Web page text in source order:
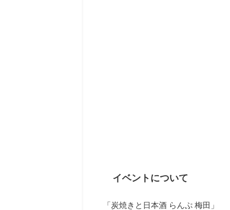
イベントについて
「 炭焼きと日本酒 らんぷ 梅田」